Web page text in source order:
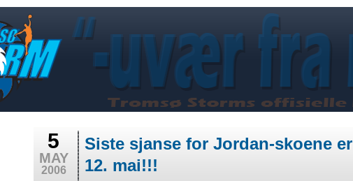
5
MAY
2006
Siste sjanse for Jordan-skoene er
12. mai!!!